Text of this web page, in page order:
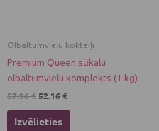
Olbaltumvielu kokteiļi
Premium Queen sūkalu
olbaltumvielu komplekts (1 kg)
57.96€52.16€
Izvēlieties
on
page